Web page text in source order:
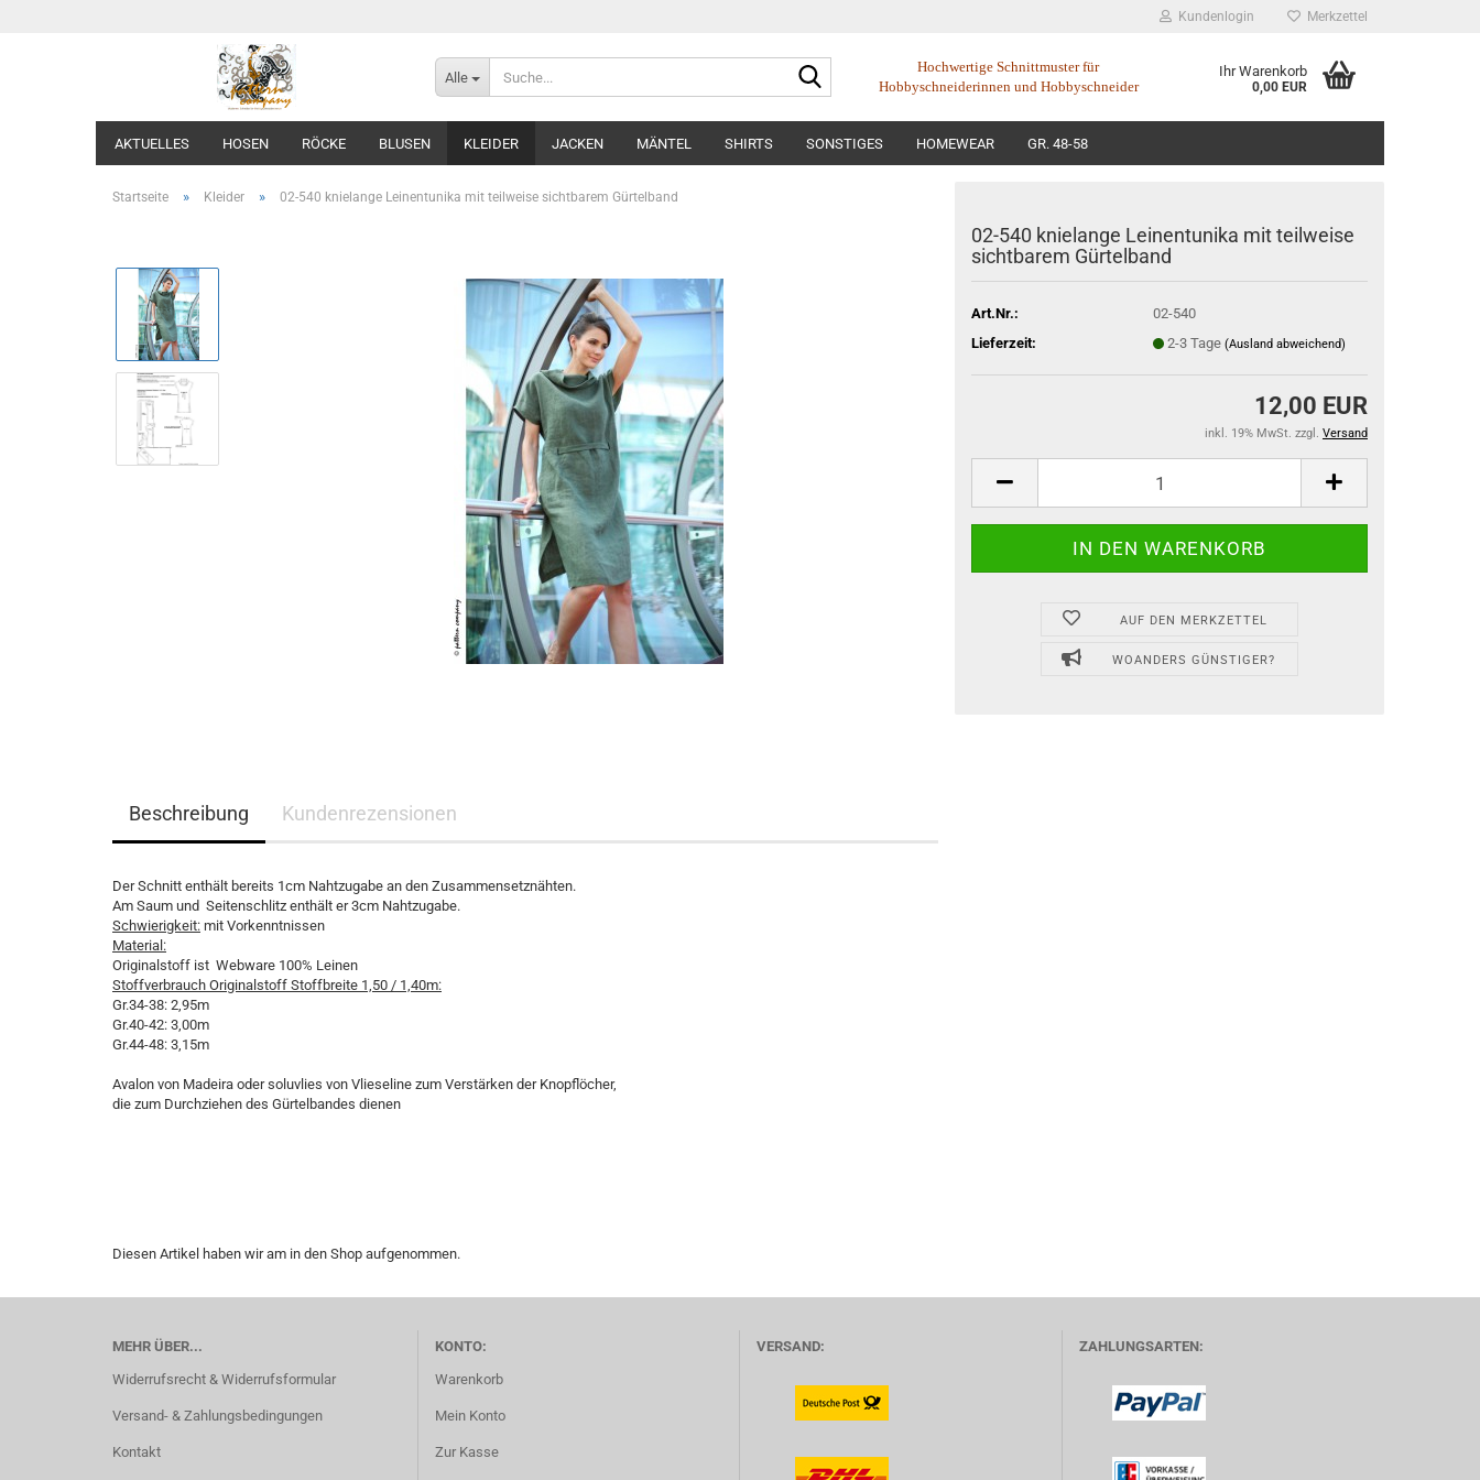
Kundenlogin Merkzettel
Alle
Hochwertige Schnittmuster für
Hobbyschneiderinnen und Hobbyschneider
Ihr Warenkorb
0,00 EUR
AKTUELLES HOSEN RÖCKE BLUSEN KLEIDER JACKEN MÄNTEL SHIRTS SONSTIGES HOMEWEAR GR. 48-58
Startseite » Kleider » 02-540 knielange Leinentunika mit teilweise sichtbarem Gürtelband
02-540 knielange Leinentunika mit teilweise
sichtbarem Gürtelband
Art.Nr.:
02-540
Lieferzeit:
2-3 Tage (Ausland abweichend)
12,00 EUR
inkl. 19% MwSt. zzgl. Versand
AUF DEN MERKZETTEL
WOANDERS GÜNSTIGER?
Beschreibung Kundenrezensionen
Der Schnitt enthält bereits 1cm Nahtzugabe an den Zusammensetznähten.
Am Saum und Seitenschlitz enthält er 3cm Nahtzugabe.
Schwierigkeit: mit Vorkenntnissen
Material:
Originalstoff ist Webware 100% Leinen
Stoffverbrauch Originalstoff Stoffbreite 1,50 / 1,40m:
Gr.34-38: 2,95m
Gr.40-42: 3,00m
Gr.44-48: 3,15m
Avalon von Madeira oder soluvlies von Vlieseline zum Verstärken der Knopflöcher,
die zum Durchziehen des Gürtelbandes dienen
Diesen Artikel haben wir am in den Shop aufgenommen.
MEHR ÜBER...
Widerrufsrecht & Widerrufsformular
Versand- & Zahlungsbedingungen
Kontakt
KONTO:
Warenkorb
Mein Konto
Zur Kasse
VERSAND: ZAHLUNGSARTEN: